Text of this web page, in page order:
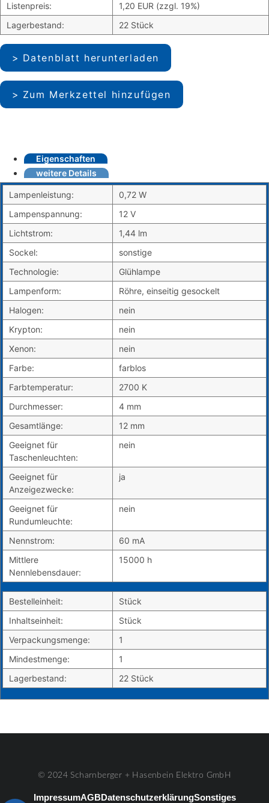
Listenpreis:
1,20 EUR (zzgl. 19%)
Lagerbestand:
22 Stück
Datenblatt herunterladen
Zum Merkzettel hinzufügen
Eigenschaften
weitere Details
Lampenleistung:
0,72 W
Lampenspannung:
12 V
Lichtstrom:
1,44 lm
Sockel:
sonstige
Technologie:
Glühlampe
Lampenform:
Röhre, einseitig gesockelt
Halogen:
nein
Krypton:
nein
Xenon:
nein
Farbe:
farblos
Farbtemperatur:
2700 K
Durchmesser:
4 mm
Gesamtlänge:
12 mm
Geeignet für
Taschenleuchten:
nein
Geeignet für
Anzeigezwecke:
ja
Geeignet für
Rundumleuchte:
nein
Nennstrom:
60 mA
Mittlere
Nennlebensdauer:
15000 h
Bestelleinheit:
Stück
Inhaltseinheit:
Stück
Verpackungsmenge:
1
Mindestmenge:
1
Lagerbestand:
22 Stück
© 2024 Scharnberger + Hasenbein Elektro GmbH
ImpressumAGBDatenschutzerklärungSonstiges